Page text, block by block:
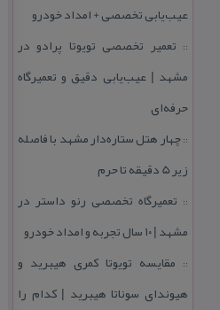
عیب‌یابی تخصصی + امداد خودرو
:: تعمیر تخصصی تویوتا پرادو در
مشهد | عیب‌یابی دقیق و تعمیرگاه
حرفه‌ای
::چهار هتل‌ ستاره‌دار مشهد با فاصله
زیر 5 دقیقه تا حرم
:: تعمیرگاه تخصصی رنو داستر در
مشهد | ۱۰ سال تجربه و امداد خودرو
:: مقایسه تویوتا كمری هیبرید و
هیوندای سوناتا هیبرید | كدام را